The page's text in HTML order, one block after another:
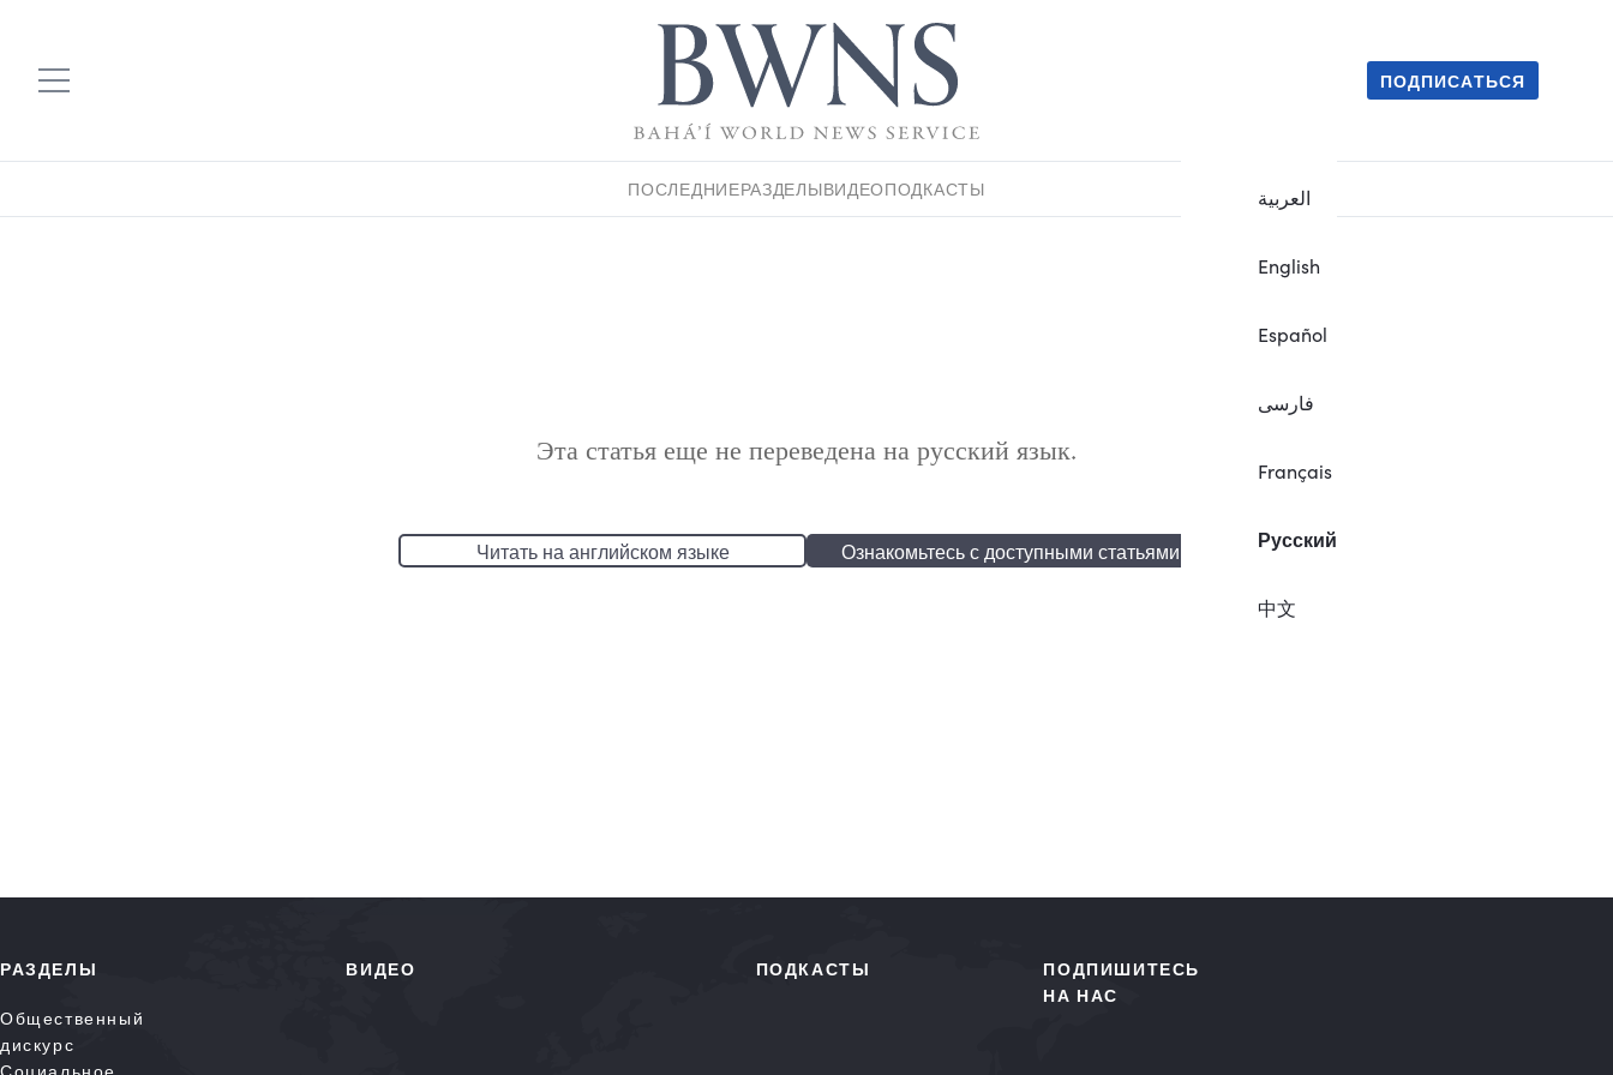
العربية
English
Español
فارسی
Français
Русский
中文
ПОДПИСАТЬСЯ
ПОСЛЕДНИЕРАЗДЕЛЫВИДЕОПОДКАСТЫ
Эта статья еще не переведена на русский язык.
Читать на английском языке Ознакомьтесь с доступными статьями
РАЗДЕЛЫ
Общественный
дискурс
Социальное
ВИДЕО ПОДКАСТЫ
ПОДПИШИТЕСЬ
НА НАС